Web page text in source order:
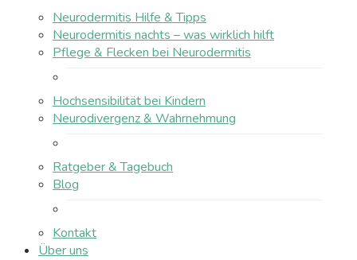
Neurodermitis Hilfe & Tipps
Neurodermitis nachts – was wirklich hilft
Pflege & Flecken bei Neurodermitis
Hochsensibilität bei Kindern
Neurodivergenz & Wahrnehmung
Ratgeber & Tagebuch
Blog
Kontakt
Über uns